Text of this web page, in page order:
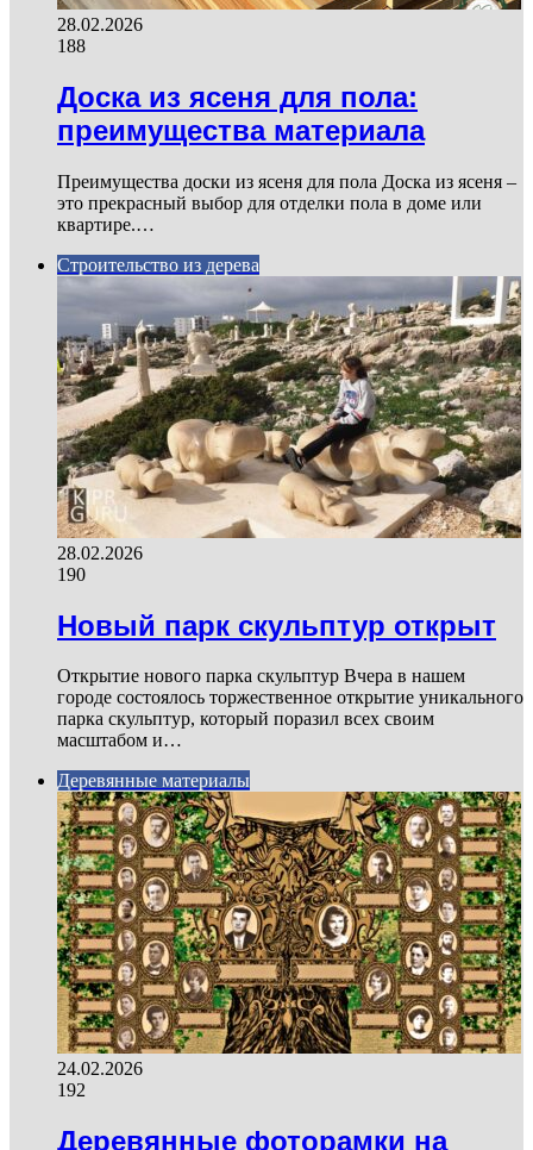
28.02.2026
188
Доска из ясеня для пола:
преимущества материала
Преимущества доски из ясеня для пола Доска из ясеня –
это прекрасный выбор для отделки пола в доме или
квартире.…
Строительство из дерева
28.02.2026
190
Новый парк скульптур открыт
Открытие нового парка скульптур Вчера в нашем
городе состоялось торжественное открытие уникального
парка скульптур, который поразил всех своим
масштабом и…
Деревянные материалы
24.02.2026
192
Деревянные фоторамки на